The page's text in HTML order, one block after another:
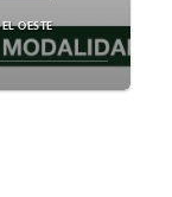
OESTE